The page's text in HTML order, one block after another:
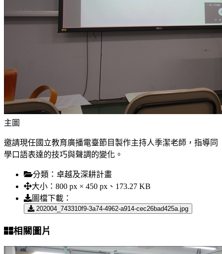
主圖
邀請現任國立教育廣播電臺節目製作主持人季潔老師，指導同
學口語表達的技巧與聲調的變化。
分類： 卓越及深耕計畫
大小： 800 px × 450 px、173.27 KB
圖檔下載：
202004_743310f9-3a74-4962-a914-cec26bad425a.jpg
相關圖片